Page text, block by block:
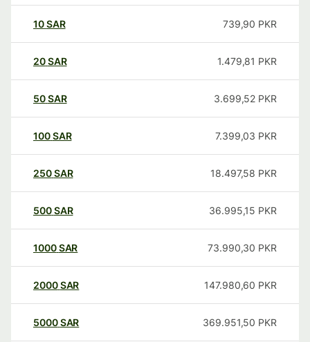
10SAR 739,90 PKR
20SAR 1.479,81 PKR
50SAR 3.699,52 PKR
100SAR 7.399,03 PKR
250SAR 18.497,58 PKR
500SAR 36.995,15 PKR
1000SAR 73.990,30 PKR
2000SAR 147.980,60 PKR
5000SAR 369.951,50 PKR